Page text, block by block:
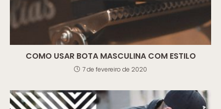
COMO USAR BOTA MASCULINA COM ESTILO
7 de fevereiro de 2020